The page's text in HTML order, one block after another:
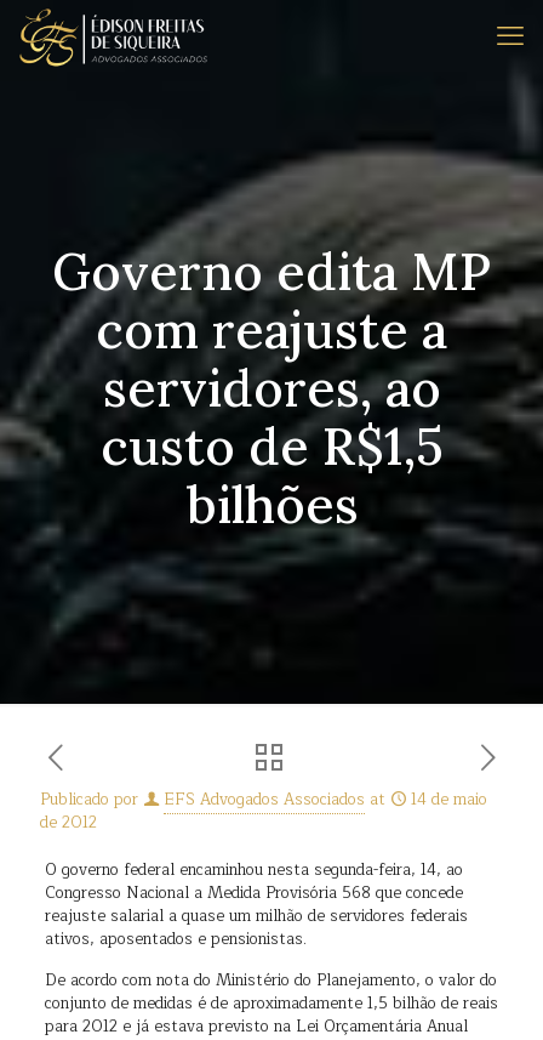
Governo edita MP
com reajuste a
servidores, ao
custo de R$1,5
bilhões
Publicado por EFS Advogados Associados at
14 de maio
de 2012
O governo federal encaminhou nesta segunda-feira, 14, ao
Congresso Nacional a Medida Provisória 568 que concede
reajuste salarial a quase um milhão de servidores federais
ativos, aposentados e pensionistas.
De acordo com nota do Ministério do Planejamento, o valor do
conjunto de medidas é de aproximadamente 1,5 bilhão de reais
para 2012 e já estava previsto na Lei Orçamentária Anual